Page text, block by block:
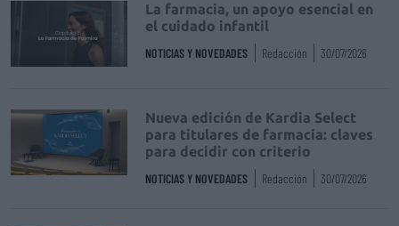
La farmacia, un apoyo esencial en
el cuidado infantil
NOTICIAS Y NOVEDADES Redacción 30/07/2026
Nueva edición de Kardia Select
para titulares de farmacia: claves
para decidir con criterio
NOTICIAS Y NOVEDADES Redacción 30/07/2026